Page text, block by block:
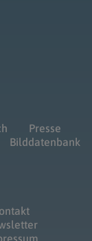
Presse
Bilddatenbank